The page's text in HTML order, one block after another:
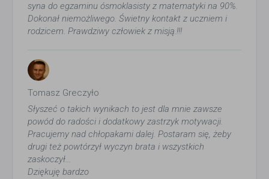
syna do egzaminu ósmoklasisty z matematyki na 90%.
Dokonał niemożliwego. Świetny kontakt z uczniem i
rodzicem. Prawdziwy człowiek z misją.!!!
Tomasz Greczyło
Słyszeć o takich wynikach to jest dla mnie zawsze
powód do radości i dodatkowy zastrzyk motywacji.
Pracujemy nad chłopakami dalej. Postaram się, żeby
drugi też powtórzył wyczyn brata i wszystkich
zaskoczył...
Dziękuję bardzo